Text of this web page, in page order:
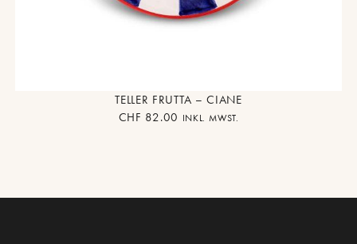
TELLER FRUTTA – CIANE
CHF 82.00 INKL. MWST.